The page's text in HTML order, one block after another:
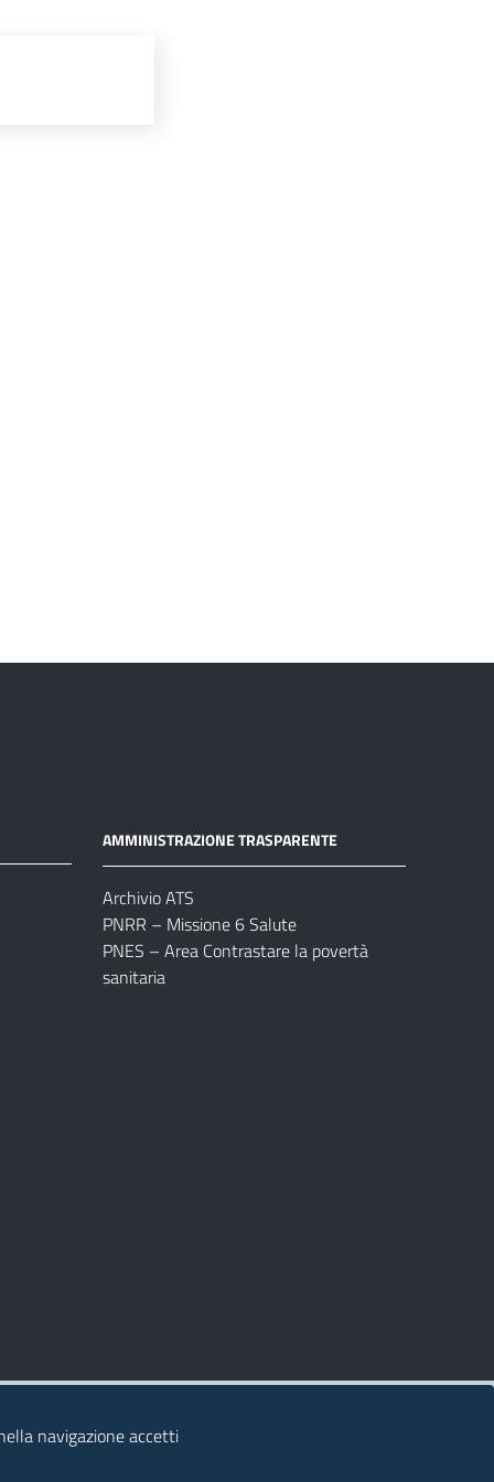
AMMINISTRAZIONE TRASPARENTE
Archivio ATS
PNRR – Missione 6 Salute
PNES – Area Contrastare la povertà
sanitaria
navigazione accetti